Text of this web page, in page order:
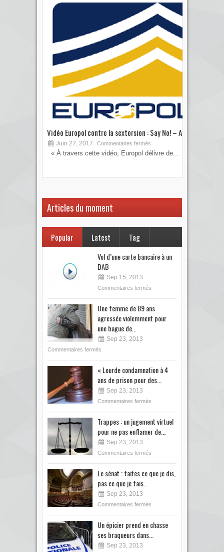
Vidéo Europol contre la sextorsion : Say No! – A...
Juin 27, 2017 Commentaires fermés
« À travers cette vidéo, Europol délivre de...
Articles du moment
Popular Latest Tag
Vol d’une carte bancaire à un
DAB
Sep 15, 2013
Commentaires fermés
Une femme de 89 ans
agressée violemment pour
une bague de...
Sep 23, 2013
Commentaires fermés
« Lourde condamnation à 4
ans de prison pour des...
Sep 23, 2013
Commentaires fermés
Trappes : un jugement virtuel
pour ne pas enflamer de...
Sep 23, 2013
Commentaires fermés
Le sénat : faites ce que je dis,
pas ce que je fais…
Sep 23, 2013
Commentaires fermés
Un épicier prend en chasse
ses braqueurs dans...
Sep 23, 2013